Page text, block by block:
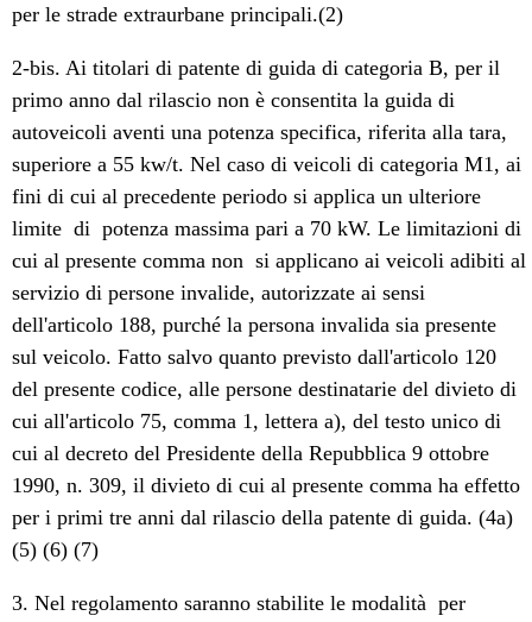
per le strade extraurbane principali.(2)
2-bis. Ai titolari di patente di guida di categoria B, per il
primo anno dal rilascio non è consentita la guida di
autoveicoli aventi una potenza specifica, riferita alla tara,
superiore a 55 kw/t. Nel caso di veicoli di categoria M1, ai
fini di cui al precedente periodo si applica un ulteriore
limite di potenza massima pari a 70 kW. Le limitazioni di
cui al presente comma non si applicano ai veicoli adibiti al
servizio di persone invalide, autorizzate ai sensi
dell'articolo 188, purché la persona invalida sia presente
sul veicolo. Fatto salvo quanto previsto dall'articolo 120
del presente codice, alle persone destinatarie del divieto di
cui all'articolo 75, comma 1, lettera a), del testo unico di
cui al decreto del Presidente della Repubblica 9 ottobre
1990, n. 309, il divieto di cui al presente comma ha effetto
per i primi tre anni dal rilascio della patente di guida. (4a)
(5) (6) (7)
3. Nel regolamento saranno stabilite le modalità per